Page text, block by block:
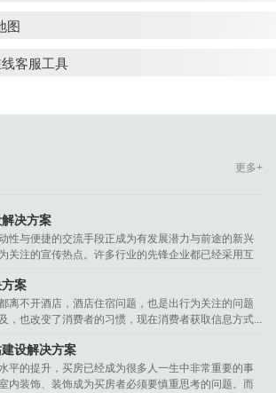
图
客服工具
更多+
决方案
性与便捷的交流手段正成为有发展潜力与前途的新兴
关注的宣传热点。许多行业的先锋企业都已经采用互
案
离不开酒店，酒店住宿问题，也是出行为关注的问题
，也改变了消费者的习惯，现在消费者获取信息方式...
设解决方案
平的提升，买房已经成为很多人一生中非常重要的事
内装饰、装饰成为买房者必须要慎重思考的问题。而